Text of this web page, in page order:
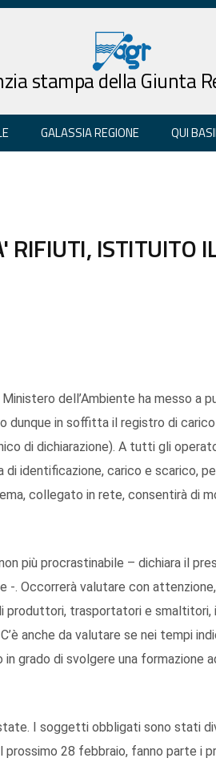
stampa della Giunta
GALASSIA REGIONE QUI
RIFIUTI, ISTITUITO
dell’Ambiente ha messo a
dunque in soffitta il registro di
di dichiarazione). A tutti gli
identificazione, carico e scarico,
collegato in rete, consentirà di
più procrastinabile – dichiara il
-. Occorrerà valutare con
produttori, trasportatori e smaltitori,
anche da valutare se nei tempi
grado di svolgere una formazione
I soggetti obbligati sono stati
28 febbraio, fanno parte i